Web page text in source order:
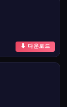
⬇ 다운로드